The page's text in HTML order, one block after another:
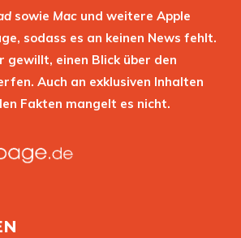
sowie Mac und weitere Apple
sodass es an keinen News fehlt.
gewillt, einen Blick über den
Auch an exklusiven Inhalten
Fakten mangelt es nicht.